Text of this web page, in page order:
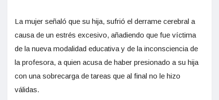
La mujer señaló que su hija, sufrió el derrame cerebral a
causa de un estrés excesivo, añadiendo que fue víctima
de la nueva modalidad educativa y de la inconsciencia de
la profesora, a quien acusa de haber presionado a su hija
con una sobrecarga de tareas que al final no le hizo
válidas.